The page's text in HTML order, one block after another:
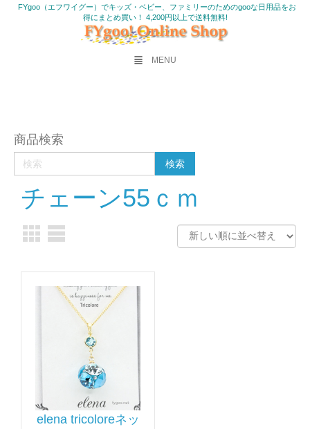
FYgoo（エフワイグー）でキッズ・ベビー、ファミリーのためのgooな日用品をお
得にまとめ買い！ 4,200円以上で送料無料!
MENU
商品検索
チェーン55ｃｍ
elena tricoloreネッ